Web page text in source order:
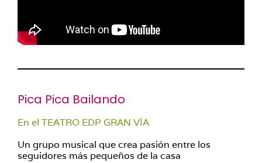
Pica Pica Bailando
En el TEATRO EDP GRAN VÍA
Un grupo musical que crea pasión entre los
seguidores más pequeños de la casa